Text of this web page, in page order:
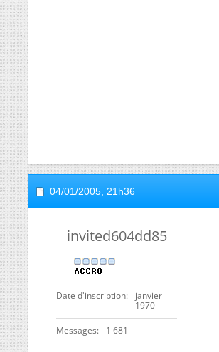
04/01/2005, 21h36
invited604dd85
Date d'inscription
janvier
1970
Messages 1 681